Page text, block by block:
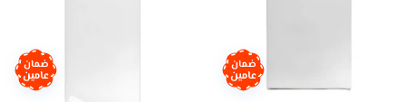
ضمان
عامين
ضمان
عامين